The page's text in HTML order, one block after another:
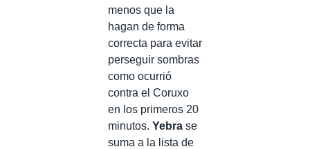
menos que la
hagan de forma
correcta para evitar
perseguir sombras
como ocurrió
contra el Coruxo
en los primeros 20
minutos. Yebra se
suma a la lista de